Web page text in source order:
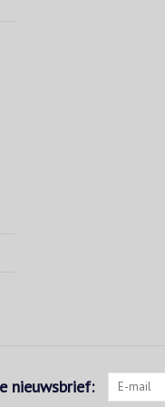
nieuwsbrief: